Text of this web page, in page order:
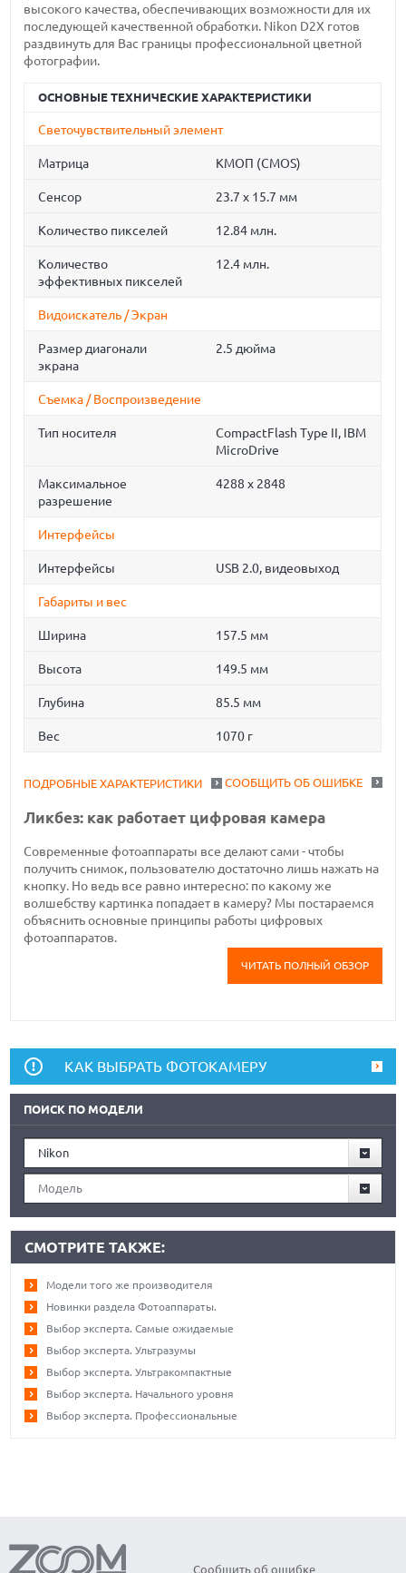
высокого качества, обеспечивающих возможности для их
последующей качественной обработки. Nikon D2X готов
раздвинуть для Вас границы профессиональной цветной
фотографии.
ОСНОВНЫЕ ТЕХНИЧЕСКИЕ ХАРАКТЕРИСТИКИ
Светочувствительный элемент
Матрица КМОП (CMOS)
Сенсор 23.7 x 15.7 мм
Количество пикселей 12.84 млн.
Количество
эффективных пикселей
12.4 млн.
Видоискатель / Экран
Размер диагонали
экрана
2.5 дюйма
Съемка / Воспроизведение
Тип носителя
CompactFlash Type II, IBM
MicroDrive
Максимальное
разрешение
4288 x 2848
Интерфейсы
Интерфейсы USB 2.0, видеовыход
Габариты и вес
Ширина 157.5 мм
Высота 149.5 мм
Глубина 85.5 мм
Вес 1070 г
СООБЩИТЬ ОБ ОШИБКЕ
ПОДРОБНЫЕ ХАРАКТЕРИСТИКИ
Ликбез: как работает цифровая камера
Современные фотоаппараты все делают сами - чтобы
получить снимок, пользователю достаточно лишь нажать на
кнопку. Но ведь все равно интересно: по какому же
волшебству картинка попадает в камеру? Мы постараемся
объяснить основные принципы работы цифровых
фотоаппаратов.
ЧИТАТЬ ПОЛНЫЙ ОБЗОР
КАК ВЫБРАТЬ ФОТОКАМЕРУ
ПОИСК ПО МОДЕЛИ
Nikon
Модель
СМОТРИТЕ ТАКЖЕ:
Модели того же производителя
Новинки раздела Фотоаппараты.
Выбор эксперта. Самые ожидаемые
Выбор эксперта. Ультразумы
Выбор эксперта. Ультракомпактные
Выбор эксперта. Начального уровня
Выбор эксперта. Профессиональные
Сообщить об ошибке